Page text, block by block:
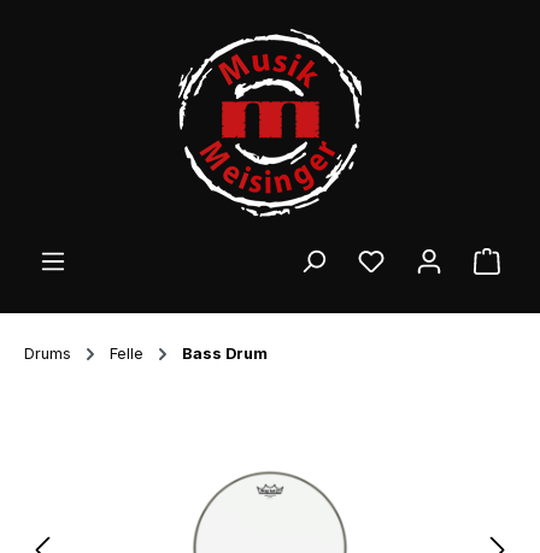
Drums Felle Bass Drum